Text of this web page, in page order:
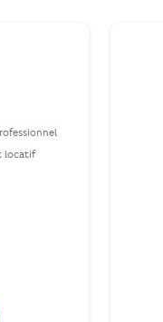
locatif